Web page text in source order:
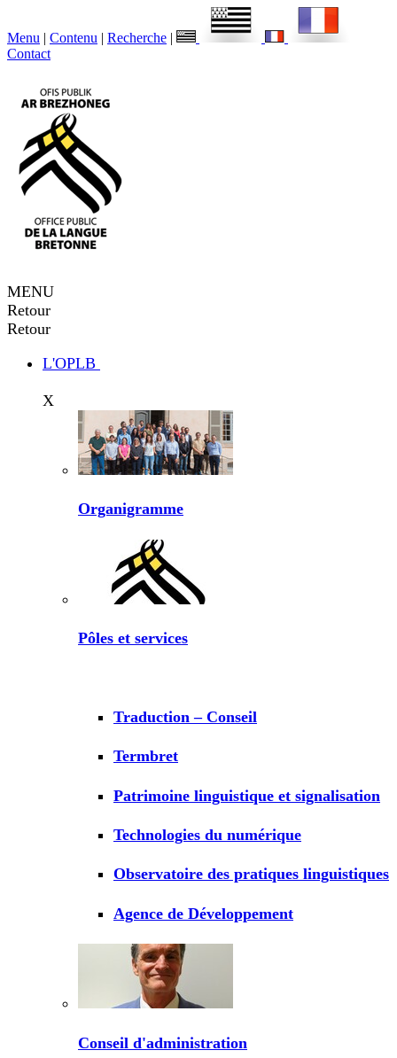
Menu | Contenu | Recherche |
Contact
MENU
Retour
Retour
L'OPLB
X
Organigramme
Pôles et services
Traduction – Conseil
Termbret
Patrimoine linguistique et signalisation
Technologies du numérique
Observatoire des pratiques linguistiques
Agence de Développement
Conseil d'administration